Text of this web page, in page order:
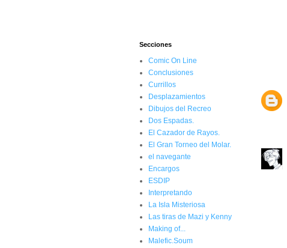
Secciones
Comic On Line
Conclusiones
Currillos
Desplazamientos
Dibujos del Recreo
Dos Espadas.
El Cazador de Rayos.
El Gran Torneo del Molar.
el navegante
Encargos
ESDIP
Interpretando
La Isla Misteriosa
Las tiras de Mazi y Kenny
Making of...
Malefic.Soum